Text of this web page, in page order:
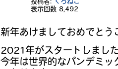
投稿者:
くろねこ
表示回数 8,492
新年あけましておめでとう
2021年がスタートしまし
今年は世界的なパンデミッ